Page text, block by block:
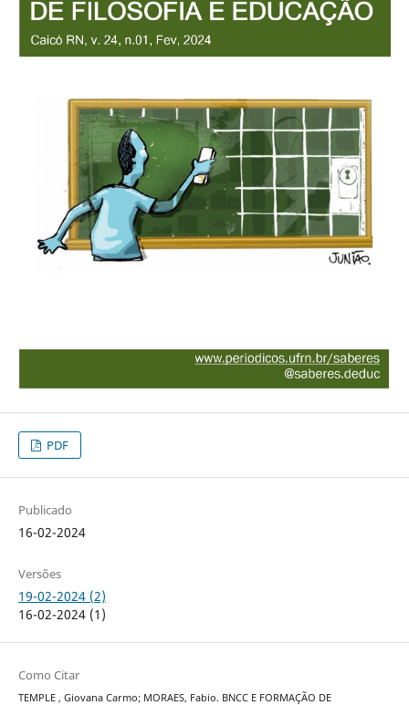
PDF
Publicado
16-02-2024
Versões
19-02-2024 (2)
16-02-2024 (1)
Como Citar
TEMPLE , Giovana Carmo; MORAES, Fabio. BNCC E FORMAÇÃO DE